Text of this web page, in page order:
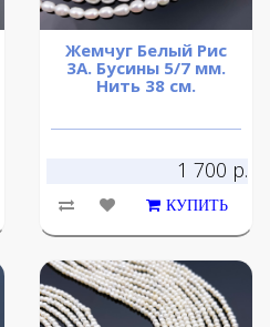
Жемчуг Белый Рис
3А. Бусины 5/7 мм.
Нить 38 см.
1 700 р.
КУПИТЬ